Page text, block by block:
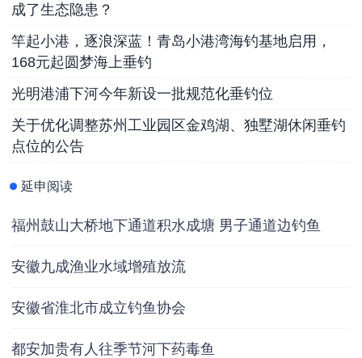
成了生态隐患？
竿起小港，逐浪深蓝！青岛小港湾海钓基地启用，
168元起圆梦海上垂钓
光明港浦下河今年新设一批规范化垂钓位
关于优化调整苏州工业园区金鸡湖、独墅湖休闲垂钓
点位的公告
延申阅读
福州鼓山大桥地下通道积水成塘 男子通道边钓鱼
安徽九成渔业水域增殖放流
安徽省淮北市成立钓鱼协会
都安加贵有人往季节河下药毒鱼